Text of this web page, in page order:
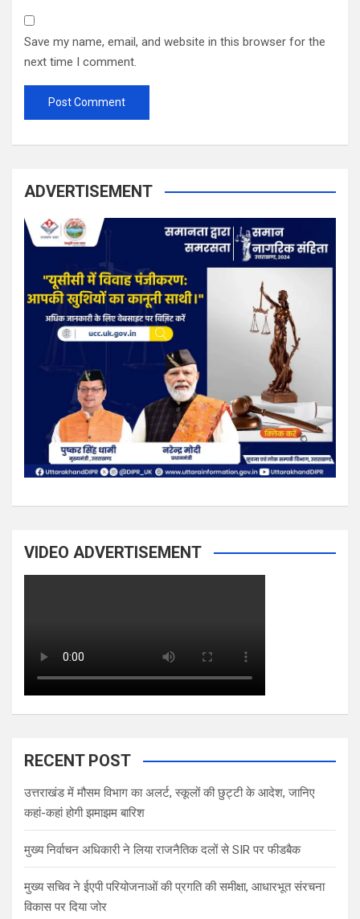
Save my name, email, and website in this browser for the
next time I comment.
ADVERTISEMENT
VIDEO ADVERTISEMENT
RECENT POST
उत्तराखंड में मौसम विभाग का अलर्ट, स्कूलों की छुट्टी के आदेश, जानिए
कहां-कहां होगी झमाझम बारिश
मुख्य निर्वाचन अधिकारी ने लिया राजनैतिक दलों से SIR पर फीडबैक
मुख्य सचिव ने ईएपी परियोजनाओं की प्रगति की समीक्षा, आधारभूत संरचना
विकास पर दिया जोर